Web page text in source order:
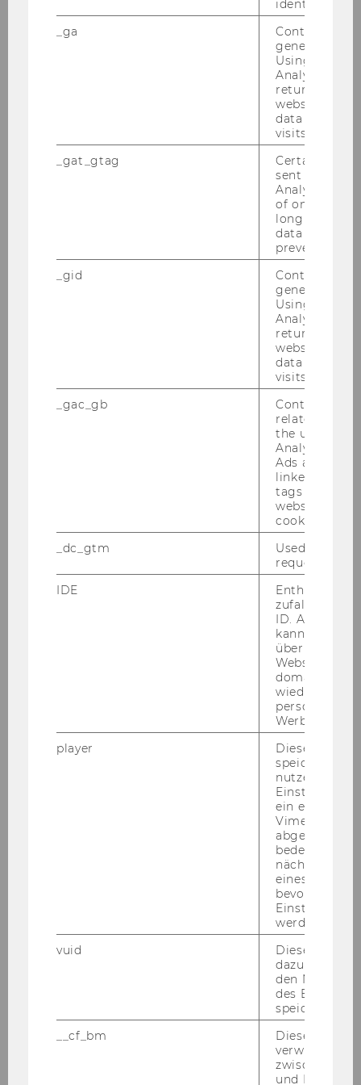
SPRACHLERNZENTRUM
Hier fin­det ihr Res­sour­cen zum Spra­
chen­ler­nen, ein Tan­dem Pro­gramm,
ein Spra­chen­café und Sprach­kur­se.
Jobs, Events, Be­ra­tung und mehr.
und Kar­rie­re gibt's im ZBP Ca­re­er
identifizieren.
_ga
Contains a
generated
Using this
Analytics can
returning
website and
data from
visits.
_gat_gtag
Certain data
sent to
Analytics a
of once per
long as it is
data
prevented.
_gid
Contains a
generated
Using this
Analytics can
returning
website and
data from
visits.
_gac_gb
Contains
related
the user. If
Analytics and
Ads accounts
linked, the
tags on the
website read
cookie.
_dc_gtm
Used to
request rate.
IDE
Enthält eine
ID. Anhand
kann Google
über
Websites
Werbung
player
Dieses Cookie
speichert
ein
Vimeo-Video
abgespielt
bedeutet,
nächsten
eines Vimeo-
bevorzugten
werden.
vuid
Dieser
dazu
den
des
speichern.
__cf_bm
Dieses
verwendet,
zwischen
und Bots zu